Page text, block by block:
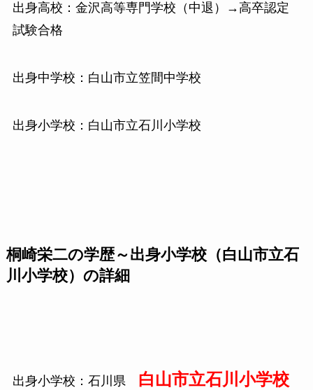
出身高校：金沢高等専門学校（中退）→高卒認定
試験合格
出身中学校：白山市立笠間中学校
出身小学校：白山市立石川小学校
桐崎栄二の学歴～出身小学校（白山市立石
川小学校）の詳細
出身小学校：石川県 白山市立石川小学校